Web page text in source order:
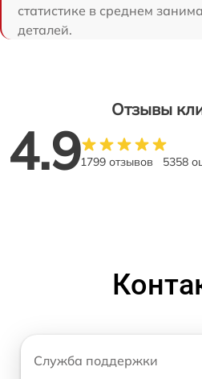
статистике в среднем
деталей.
Отзывы
4.91799 отзывов 5358
Служба поддержки